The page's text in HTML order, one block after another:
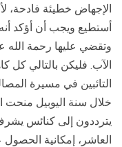
الإجهاض خطيئة فادحة،
أستطيع ويجب أن أؤكد
وتقضي عليها رحمة الله
الآب. فليكن بالتالي كل
التائبين في مسيرة
خلال سنة اليوبيل منحت
يترددون إلى كنائس
العاشر، إمكانية